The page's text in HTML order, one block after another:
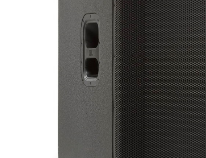
中古 ヴィン